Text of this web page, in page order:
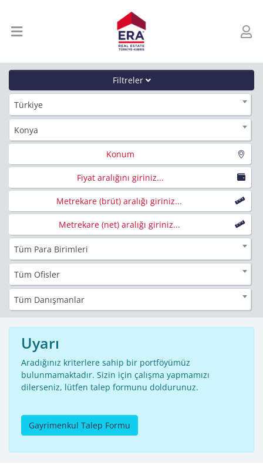
Filtreler
Türkiye
Konya
Konum
Fiyat aralığını giriniz...
Metrekare (brüt) aralığı giriniz...
Metrekare (net) aralığı giriniz...
Tüm Para Birimleri
Tüm Ofisler
Tüm Danışmanlar
Uyarı
Aradığınız kriterlere sahip bir portföyümüz
bulunmamaktadır. Sizin için çalışma yapmamızı
dilerseniz, lütfen talep formunu doldurunuz.
Gayrimenkul Talep Formu